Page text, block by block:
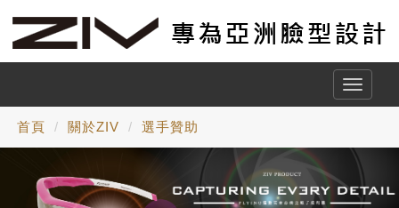
Toggle
首頁 關於ZIV 選手贊助